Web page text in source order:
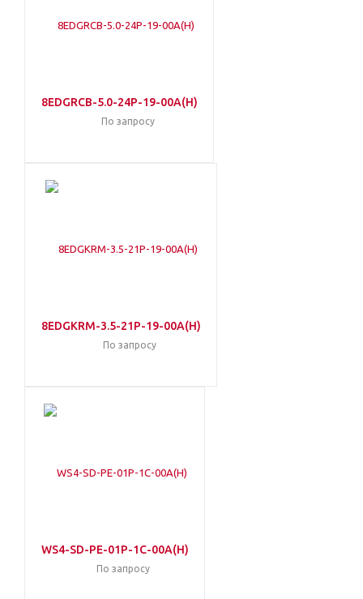
8EDGRCB-5.0-24P-19-00A(H)
По запросу
8EDGKRM-3.5-21P-19-00A(H)
По запросу
WS4-SD-PE-01P-1C-00A(H)
По запросу